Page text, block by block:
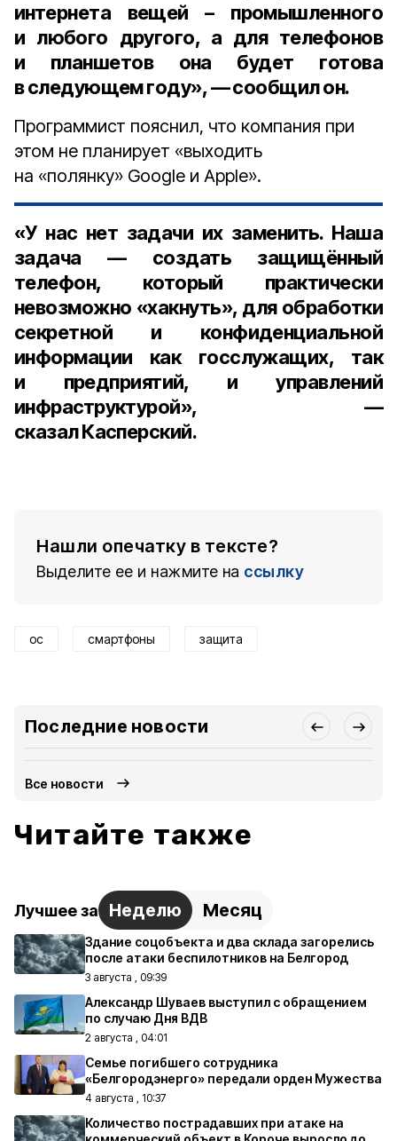
интернета вещей – промышленного
и любого другого, а для телефонов
и планшетов она будет готова
в следующем году», — сообщил он.
Программист пояснил, что компания при
этом не планирует «выходить
на «полянку» Google и Apple».
«У нас нет задачи их заменить. Наша
задача — создать защищённый
телефон, который практически
невозможно «хакнуть», для обработки
секретной и конфиденциальной
информации как госслужащих, так
и предприятий, и управлений
инфраструктурой», —
сказал Касперский.
Нашли опечатку в тексте?
Выделите ее и нажмите на ссылку
ос смартфоны защита
Последние новости
Все новости
Читайте также
Лучшее за Неделю Месяц
Здание соцобъекта и два склада загорелись
после атаки беспилотников на Белгород
3 августа , 09:39
Александр Шуваев выступил с обращением
по случаю Дня ВДВ
2 августа , 04:01
Семье погибшего сотрудника
«Белгородэнерго» передали орден Мужества
4 августа , 10:37
Количество пострадавших при атаке на